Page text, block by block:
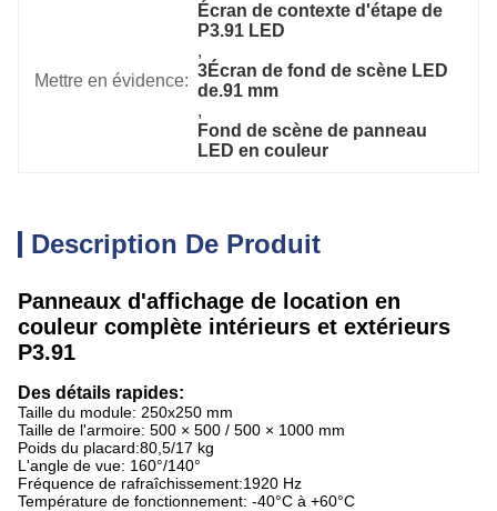
Mettre en évidence:
Écran de contexte d'étape de
P3.91 LED
,
3Écran de fond de scène LED
de.91 mm
,
Fond de scène de panneau
LED en couleur
Description De Produit
Panneaux d'affichage de location en
couleur complète intérieurs et extérieurs
P3.91
Des détails rapides:
Taille du module: 250x250 mm
Taille de l'armoire: 500 × 500 / 500 × 1000 mm
Poids du placard:80,5/17 kg
L'angle de vue: 160°/140°
Fréquence de rafraîchissement:1920 Hz
Température de fonctionnement: -40°C à +60°C